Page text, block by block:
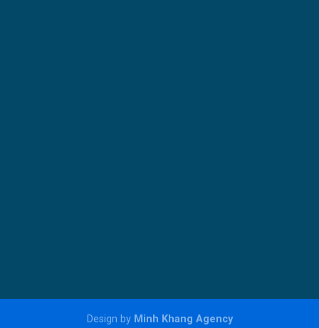
Design by Minh Khang Agency